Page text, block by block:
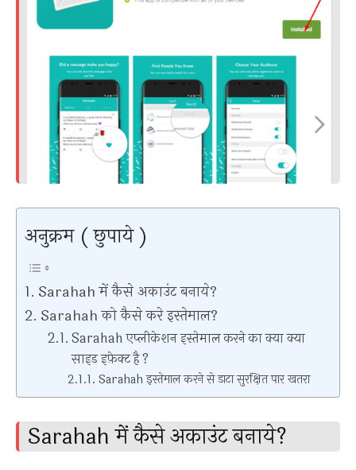
अनुक्रम ( छुपाये )
Sarahah में कैसे अकाउंट बनाये?
Sarahah को कैसे करे इस्तेमाल?
Sarahah एप्लीकेशन इस्तेमाल करने का क्या क्या
साइड इफ़ेक्ट है ?
Sarahah इस्तेमाल करने से डाटा सुरक्षित पार खतरा
Sarahah में कैसे अकाउंट बनाये?